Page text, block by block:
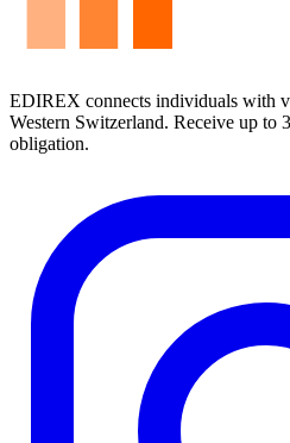
EDIREX connects individuals with
Western Switzerland. Receive up to
obligation.